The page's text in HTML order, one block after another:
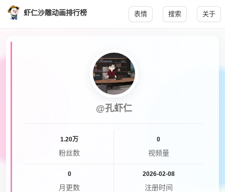
虾仁沙雕动画排行榜 表情 搜索 关于
@孔虾仁
1.20万
粉丝数
0
视频量
0
月更数
2026-02-08
注册时间